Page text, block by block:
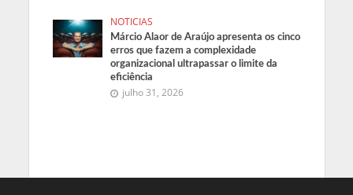
NOTICIAS
Márcio Alaor de Araújo apresenta os cinco
erros que fazem a complexidade
organizacional ultrapassar o limite da
eficiência
julho 31, 2026